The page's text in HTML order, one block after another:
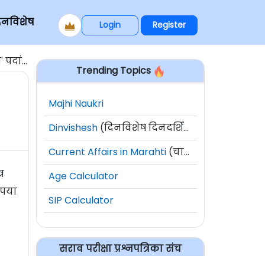
Login Register
Trending Topics
Majhi Naukri
Dinvishesh (दिनविशेष दिनदर्शिका)
Current Affairs in Marahti (चालू घडामोडी)
Age Calculator
SIP Calculator
सराव परीक्षा प्रश्नपत्रिका संच